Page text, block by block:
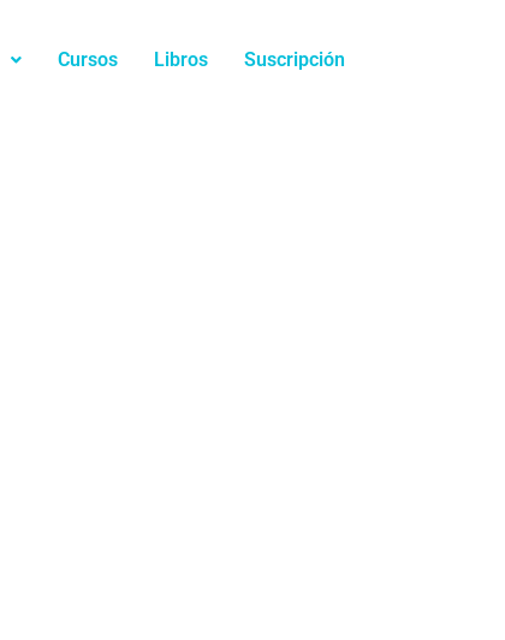
Cursos Libros Suscripción